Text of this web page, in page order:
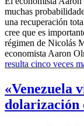
muchas
una recuperación
cree que es
régimen de Nicolás
economista Aaron
resulta cinco veces
«Venezuela
dolarización